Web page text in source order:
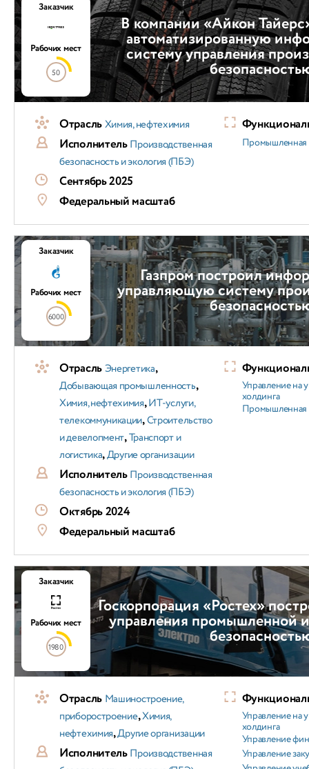
В компании «Айкон
автоматизированную
систему управления
Заказчик
Рабочих мест
50
ОтрасльХимия, нефтехимия
ИсполнительПроизводственная
безопасность и экология (ПБЭ)
Сентябрь 2025
Федеральный масштаб
Промышленная
Газпром построил
управляющую систему
Заказчик
Рабочих мест
6000
ОтрасльЭнергетика,
Добывающая промышленность,
Химия, нефтехимия,ИТ-услуги,
телекоммуникации,Строительство
и девелопмент,Транспорт и
логистика,Другие организации
ИсполнительПроизводственная
безопасность и экология (ПБЭ)
Октябрь 2024
Федеральный масштаб
Управление на
холдинга
Промышленная
Госкорпорация «Ростех»
управления промышленной
Заказчик
Рабочих мест
1980
Отрасль Машиностроение,
приборостроение,Химия,
нефтехимия,Другие организации
ИсполнительПроизводственная
Управление на
холдинга
Управление
Управление